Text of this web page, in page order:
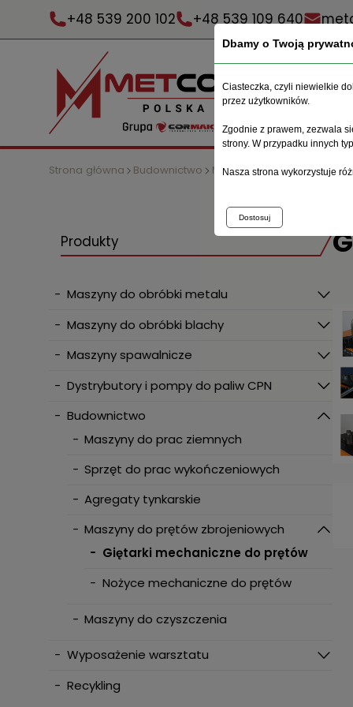
+48 539 200 102 +48 539 109 640
Strona główna Budownictwo Maszyny do prętów
Produkty
- Maszyny do obróbki metalu
- Maszyny do obróbki blachy
- Maszyny spawalnicze
- Dystrybutory i pompy do paliw CPN
- Budownictwo
- Maszyny do prac ziemnych
- Sprzęt do prac wykończeniowych
- Agregaty tynkarskie
- Maszyny do prętów zbrojeniowych
- Giętarki mechaniczne do prętów
- Nożyce mechaniczne do prętów
- Maszyny do czyszczenia
- Wyposażenie warsztatu
- Recykling
Dbamy o Twoją
Ciasteczka, czyli niewielkie
przez użytkowników.
Zgodnie z prawem, zezwala
strony. W przypadku innych
Nasza strona wykorzystuje
Dostosuj